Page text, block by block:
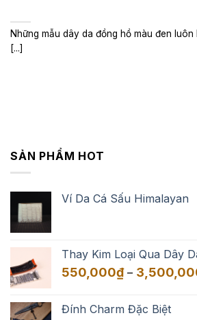
Những mẫu dây da đồng hồ màu đen
[...]
SẢN PHẨM HOT
Ví Da Cá Sấu Himalayan
Thay Kim Loại Qua Dây
550,000₫ –
Đính Charm Đặc Biệt